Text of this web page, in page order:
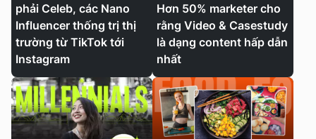
phải Celeb, các Nano
Influencer thống trị thị
trường từ TikTok tới
Instagram
Hơn 50% marketer cho
rằng Video & Casestudy
là dạng content hấp dẫn
nhất